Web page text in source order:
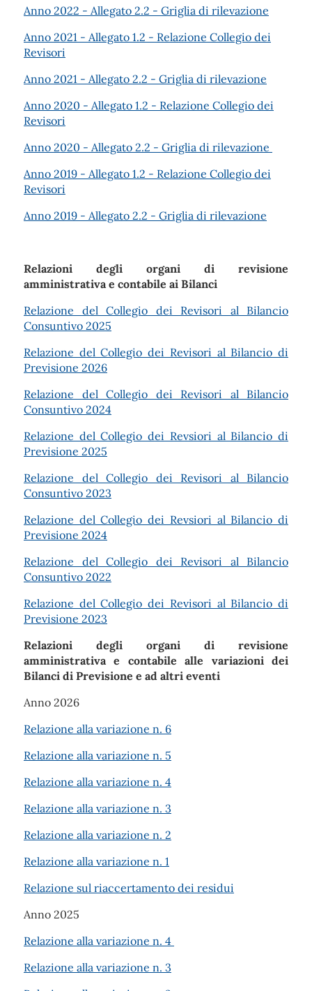
Anno 2022 - Allegato 2.2 - Griglia di rilevazione
Anno 2021 - Allegato 1.2 - Relazione Collegio dei
Revisori
Anno 2021 - Allegato 2.2 - Griglia di rilevazione
Anno 2020 - Allegato 1.2 - Relazione Collegio dei
Revisori
Anno 2020 - Allegato 2.2 - Griglia di rilevazione
Anno 2019 - Allegato 1.2 - Relazione Collegio dei
Revisori
Anno 2019 - Allegato 2.2 - Griglia di rilevazione
Relazioni degli organi di revisione
amministrativa e contabile ai Bilanci
Relazione del Collegio dei Revisori al Bilancio
Consuntivo 2025
Relazione del Collegio dei Revisori al Bilancio di
Previsione 2026
Relazione del Collegio dei Revisori al Bilancio
Consuntivo 2024
Relazione del Collegio dei Revsiori al Bilancio di
Previsione 2025
Relazione del Collegio dei Revisori al Bilancio
Consuntivo 2023
Relazione del Collegio dei Revsiori al Bilancio di
Previsione 2024
Relazione del Collegio dei Revisori al Bilancio
Consuntivo 2022
Relazione del Collegio dei Revisori al Bilancio di
Previsione 2023
Relazioni degli organi di revisione
amministrativa e contabile alle variazioni dei
Bilanci di Previsione e ad altri eventi
Anno 2026
Relazione alla variazione n. 6
Relazione alla variazione n. 5
Relazione alla variazione n. 4
Relazione alla variazione n. 3
Relazione alla variazione n. 2
Relazione alla variazione n. 1
Relazione sul riaccertamento dei residui
Anno 2025
Relazione alla variazione n. 4
Relazione alla variazione n. 3